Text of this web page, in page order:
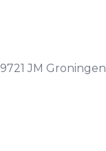
9721 JM Groningen